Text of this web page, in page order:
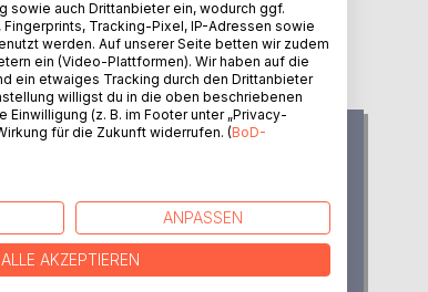
TITEL BEIBoD
sowie auch Drittanbieter ein, wodurch ggf.
Tracking-Pixel, IP-Adressen sowie
werden. Auf unserer Seite betten wir zudem
ein (Video-Plattformen). Wir haben auf die
ein etwaiges Tracking durch den Drittanbieter
willigst du in die oben beschriebenen
Einwilligung (z. B. im Footer unter „Privacy-
für die Zukunft widerrufen. (BoD-
ANPASSEN
ALLE AKZEPTIEREN